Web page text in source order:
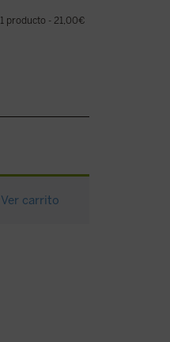
1 producto 21,00€
Ver carrito